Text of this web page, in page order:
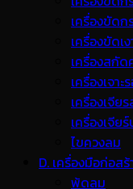
เครื่องขัด
เครื่องขัดเ
เครื่องสกั
เครื่องเจาะ
เครื่องเจีย
เครื่องเจี
ไขควงลม
D. เครื่องมือก่อส
พ้ดลม